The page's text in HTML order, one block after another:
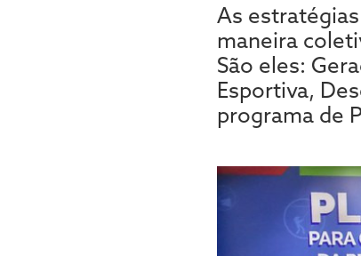
As
maneira
São eles:
Esportiva,
programa de